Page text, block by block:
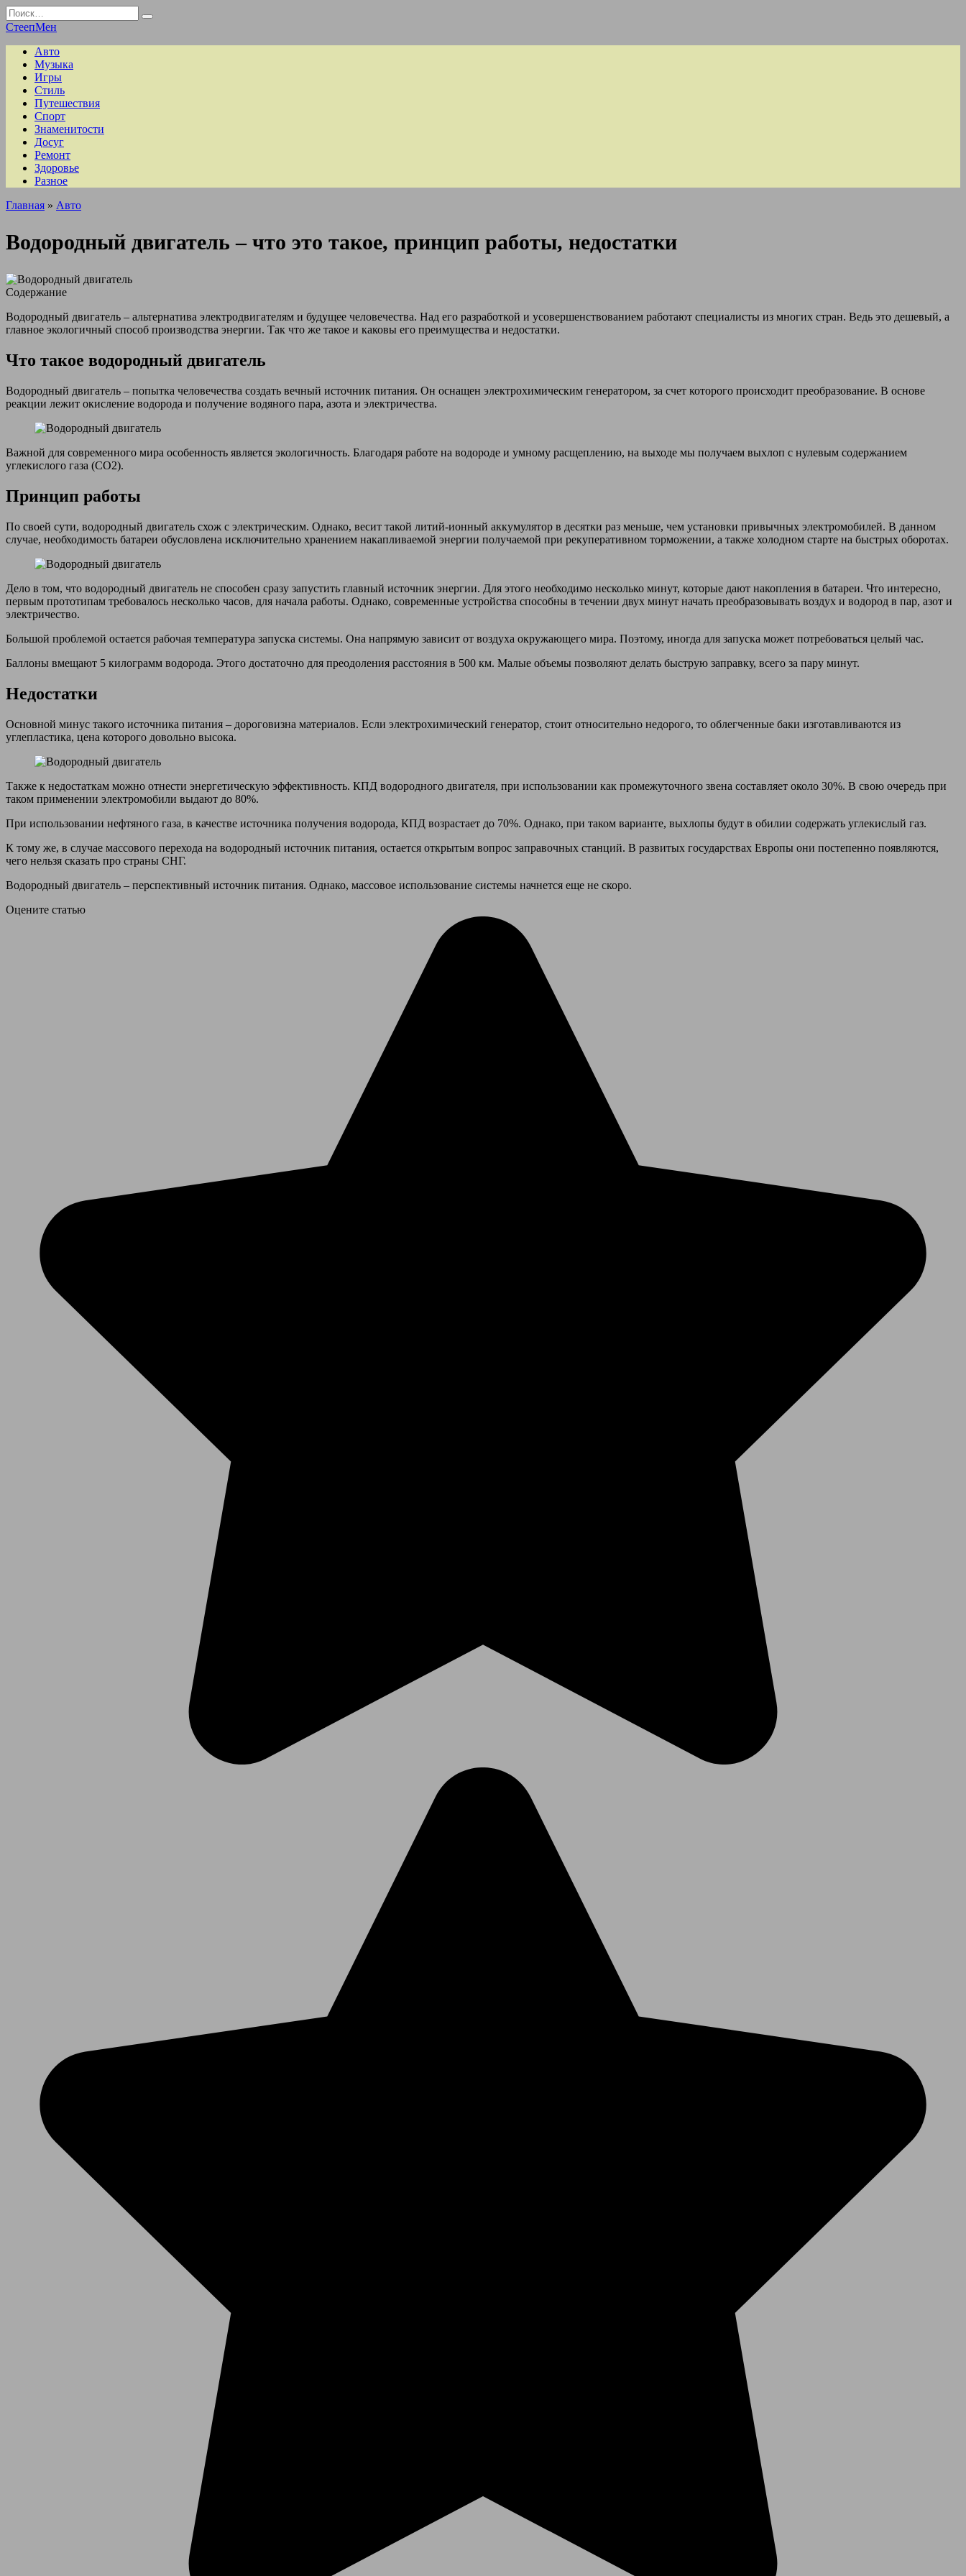
Перейти
к
Search
for:
СтеепМен
Авто
Музыка
Игры
Стиль
Путешествия
Спорт
Знаменитости
Досуг
Ремонт
Здоровье
Разное
Главная » Авто
Водородный двигатель – что это такое, принцип работы, недостатки
Содержание
Водородный двигатель – альтернатива электродвигателям и будущее человечества. Над его разработкой и усовершенствованием работают специалисты из многих стран. Ведь это дешевый, а
главное экологичный способ производства энергии. Так что же такое и каковы его преимущества и недостатки.
Что такое водородный двигатель
Водородный двигатель – попытка человечества создать вечный источник питания. Он оснащен электрохимическим генератором, за счет которого происходит преобразование. В основе
реакции лежит окисление водорода и получение водяного пара, азота и электричества.
Важной для современного мира особенность является экологичность. Благодаря работе на водороде и умному расщеплению, на выходе мы получаем выхлоп с нулевым содержанием
углекислого газа (CO2).
Принцип работы
По своей сути, водородный двигатель схож с электрическим. Однако, весит такой литий-ионный аккумулятор в десятки раз меньше, чем установки привычных электромобилей. В данном
случае, необходимость батареи обусловлена исключительно хранением накапливаемой энергии получаемой при рекуперативном торможении, а также холодном старте на быстрых оборотах.
Дело в том, что водородный двигатель не способен сразу запустить главный источник энергии. Для этого необходимо несколько минут, которые дают накопления в батареи. Что интересно,
первым прототипам требовалось несколько часов, для начала работы. Однако, современные устройства способны в течении двух минут начать преобразовывать воздух и водород в пар, азот и
электричество.
Большой проблемой остается рабочая температура запуска системы. Она напрямую зависит от воздуха окружающего мира. Поэтому, иногда для запуска может потребоваться целый час.
Баллоны вмещают 5 килограмм водорода. Этого достаточно для преодоления расстояния в 500 км. Малые объемы позволяют делать быструю заправку, всего за пару минут.
Недостатки
Основной минус такого источника питания – дороговизна материалов. Если электрохимический генератор, стоит относительно недорого, то облегченные баки изготавливаются из
углепластика, цена которого довольно высока.
Также к недостаткам можно отнести энергетическую эффективность. КПД водородного двигателя, при использовании как промежуточного звена составляет около 30%. В свою очередь при
таком применении электромобили выдают до 80%.
При использовании нефтяного газа, в качестве источника получения водорода, КПД возрастает до 70%. Однако, при таком варианте, выхлопы будут в обилии содержать углекислый газ.
К тому же, в случае массового перехода на водородный источник питания, остается открытым вопрос заправочных станций. В развитых государствах Европы они постепенно появляются,
чего нельзя сказать про страны СНГ.
Водородный двигатель – перспективный источник питания. Однако, массовое использование системы начнется еще не скоро.
Оцените статью